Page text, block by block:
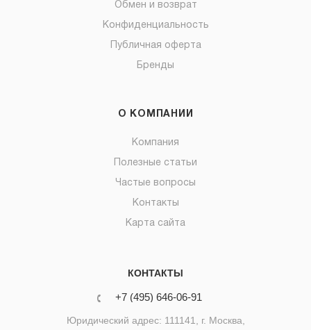
Обмен и возврат
Конфиденциальность
Публичная оферта
Бренды
О КОМПАНИИ
Компания
Полезные статьи
Частые вопросы
Контакты
Карта сайта
КОНТАКТЫ
+7 (495) 646-06-91
Юридический адрес: 111141, г. Москва,